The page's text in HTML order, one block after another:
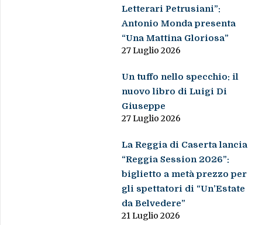
Letterari Petrusiani”:
Antonio Monda presenta
“Una Mattina Gloriosa”
27 Luglio 2026
Un tuffo nello specchio: il
nuovo libro di Luigi Di
Giuseppe
27 Luglio 2026
La Reggia di Caserta lancia
“Reggia Session 2026”:
biglietto a metà prezzo per
gli spettatori di “Un’Estate
da Belvedere”
21 Luglio 2026